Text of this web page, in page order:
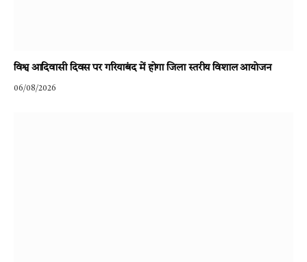
विश्व आदिवासी दिवस पर गरियाबंद में होगा जिला स्तरीय विशाल आयोजन
06/08/2026